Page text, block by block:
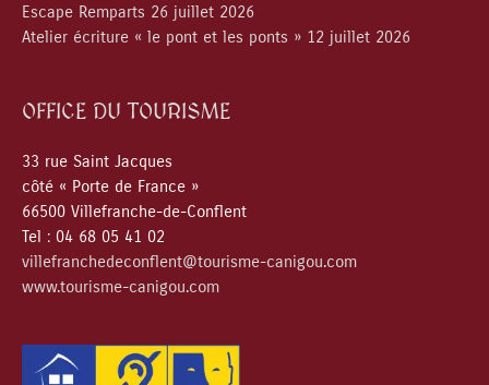
Escape Remparts 26 juillet 2026
Atelier écriture « le pont et les ponts » 12 juillet 2026
OFFICE DU TOURISME
33 rue Saint Jacques
côté « Porte de France »
66500 Villefranche-de-Conflent
Tel : 04 68 05 41 02
villefranchedeconflent@tourisme-canigou.com
www.tourisme-canigou.com